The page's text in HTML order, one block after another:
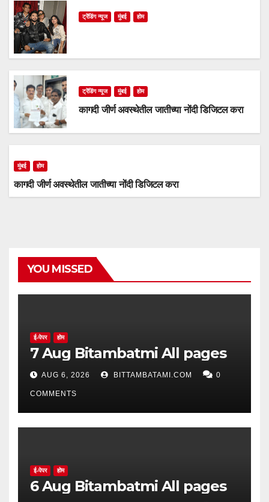
ट्रेंडिंग न्यूज मुंबई होम
ट्रेंडिंग न्यूज मुंबई होम
कागदी जीर्ण अवस्थेतील जातीच्या नोंदी डिजिटल करा
मुंबई होम
कागदी जीर्ण अवस्थेतील जातीच्या नोंदी डिजिटल करा
YOU MISSED
ई-पेपर होम
7 Aug Bitambatmi All pages
AUG 6, 2026 BITTAMBATAMI.COM 0
COMMENTS
ई-पेपर होम
6 Aug Bitambatmi All pages